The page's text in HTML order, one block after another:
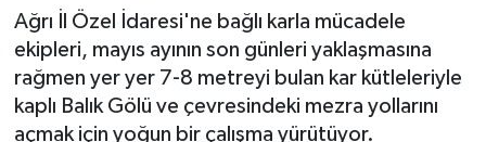
Ağrı İl Özel İdaresi'ne bağlı karla mücadele
ekipleri, mayıs ayının son günleri yaklaşmasına
rağmen yer yer 7-8 metreyi bulan kar kütleleriyle
kaplı Balık Gölü ve çevresindeki mezra yollarını
açmak için yoğun bir çalışma yürütüyor.
GÖKTÜRK
GÜNDEM
KEMERBURGAZ